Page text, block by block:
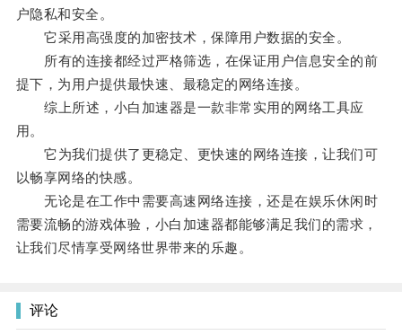
户隐私和安全。
它采用高强度的加密技术，保障用户数据的安全。
所有的连接都经过严格筛选，在保证用户信息安全的前
提下，为用户提供最快速、最稳定的网络连接。
综上所述，小白加速器是一款非常实用的网络工具应
用。
它为我们提供了更稳定、更快速的网络连接，让我们可
以畅享网络的快感。
无论是在工作中需要高速网络连接，还是在娱乐休闲时
需要流畅的游戏体验，小白加速器都能够满足我们的需求，
让我们尽情享受网络世界带来的乐趣。
评论